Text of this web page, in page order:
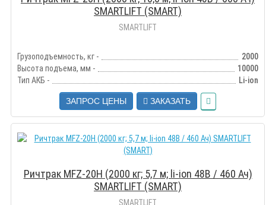
SMARTLIFT (SMART)
SMARTLIFT
Грузоподъемность, кг -
2000
Высота подъема, мм -
10000
Тип АКБ -
Li-ion
ЗАПРОС ЦЕНЫ ЗАКАЗАТЬ
Ричтрак MFZ-20H (2000 кг; 5,7 м; li-ion 48В / 460 Ач)
SMARTLIFT (SMART)
SMARTLIFT